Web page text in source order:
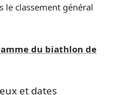
le classement général
du biathlon de
et dates